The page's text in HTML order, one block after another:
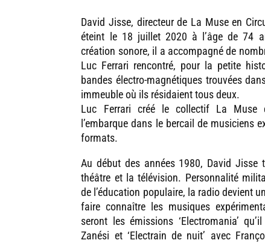
David Jisse, directeur de La Muse en
éteint le 18 juillet 2020 à l’âge de 74
création sonore, il a accompagné de
Luc Ferrari rencontré, pour la petite
bandes électro-magnétiques trouvées
immeuble où ils résidaient tous deux.
Luc Ferrari créé le collectif La Muse
l’embarque dans le bercail de musiciens
formats.
Au début des années 1980, David Jisse
théâtre et la télévision. Personnalité
de l’éducation populaire, la radio devient
faire connaître les musiques
seront les émissions ‘Electromania’
Zanési et ‘Electrain de nuit’ avec